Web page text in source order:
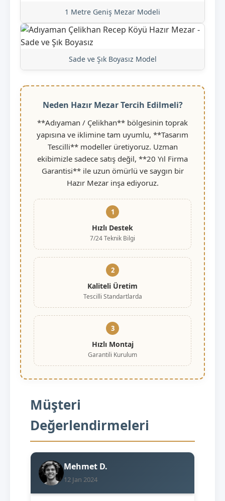
1 Metre Geniş Mezar Modeli
Sade ve Şık Boyasız Model
Neden Hazır Mezar Tercih Edilmeli?
**Adıyaman / Çelikhan** bölgesinin toprak
yapısına ve iklimine tam uyumlu, **Tasarım
Tescilli** modeller üretiyoruz. Uzman
ekibimizle sadece satış değil, **20 Yıl Firma
Garantisi** ile uzun ömürlü ve saygın bir
Hazır Mezar inşa ediyoruz.
1
Hızlı Destek
7/24 Teknik Bilgi
2
Kaliteli Üretim
Tescilli Standartlarda
3
Hızlı Montaj
Garantili Kurulum
Müşteri
Değerlendirmeleri
Mehmet D.
12 Jan 2024